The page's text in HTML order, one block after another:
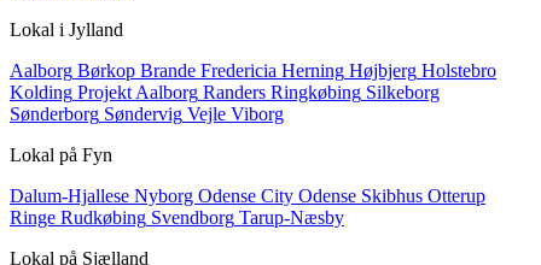
Lokal i Jylland
Aalborg Børkop Brande Fredericia Herning Højbjerg Holstebro
Kolding Projekt Aalborg Randers Ringkøbing Silkeborg
Sønderborg Søndervig Vejle Viborg
Lokal på Fyn
Dalum-Hjallese Nyborg Odense City Odense Skibhus Otterup
Ringe Rudkøbing Svendborg Tarup-Næsby
Lokal på Sjælland